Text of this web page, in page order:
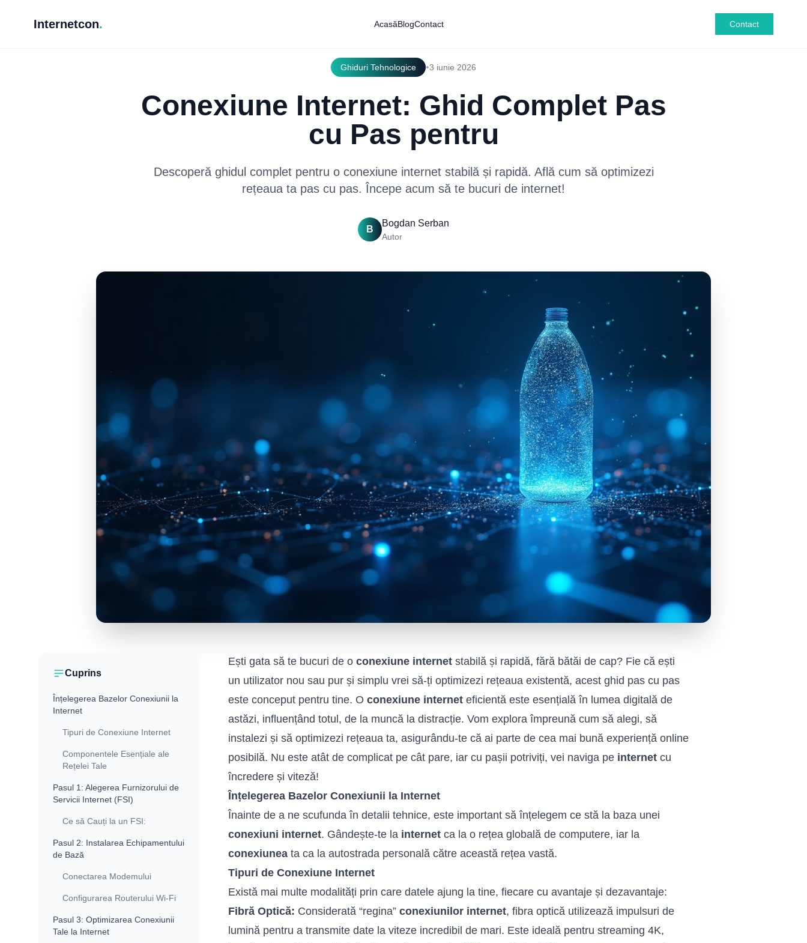
Internetcon. AcasăBlogContact Contact
Ghiduri Tehnologice •3 iunie 2026
Conexiune Internet: Ghid Complet Pas
cu Pas pentru
Descoperă ghidul complet pentru o conexiune internet stabilă și rapidă. Află cum să optimizezi
rețeaua ta pas cu pas. Începe acum să te bucuri de internet!
B
Bogdan Serban
Autor
Cuprins
Înțelegerea Bazelor Conexiunii la
Internet
Tipuri de Conexiune Internet
Componentele Esențiale ale
Rețelei Tale
Pasul 1: Alegerea Furnizorului de
Servicii Internet (FSI)
Ce să Cauți la un FSI:
Pasul 2: Instalarea Echipamentului
de Bază
Conectarea Modemului
Configurarea Routerului Wi-Fi
Pasul 3: Optimizarea Conexiunii
Tale la Internet
Ești gata să te bucuri de o conexiune internetstabilă și rapidă, fără bătăi de cap? Fie că ești
un utilizator nou sau pur și simplu vrei să-ți optimizezi rețeaua existentă, acest ghid pas cu pas
este conceput pentru tine. O conexiune interneteficientă este esențială în lumea digitală de
astăzi, influențând totul, de la muncă la distracție. Vom explora împreună cum să alegi, să
instalezi și să optimizezi rețeaua ta, asigurându-te că ai parte de cea mai bună experiență online
posibilă. Nu este atât de complicat pe cât pare, iar cu pașii potriviți, vei naviga pe internetcu
încredere și viteză!
Înțelegerea Bazelor Conexiunii la Internet
Înainte de a ne scufunda în detalii tehnice, este important să înțelegem ce stă la baza unei
conexiuni internet. Gândește-te la internetca la o rețea globală de computere, iar la
conexiuneata ca la autostrada personală către această rețea vastă.
Tipuri de Conexiune Internet
Există mai multe modalități prin care datele ajung la tine, fiecare cu avantaje și dezavantaje:
Fibră Optică: Considerată “regina” conexiunilor internet, fibra optică utilizează impulsuri de
lumină pentru a transmite date la viteze incredibil de mari. Este ideală pentru streaming 4K,